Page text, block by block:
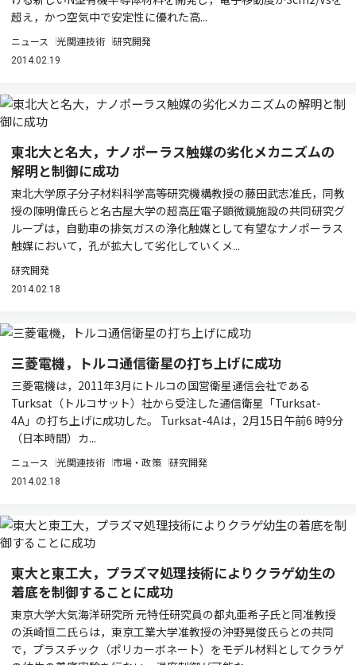
超え，かつ空気中で安定性に優れた高...
ニュース 光関連技術 研究開発
2014.02.19
東北大と名大，ナノポーラス触媒の劣化メカニズムの
解明と制御に成功
東北大学原子分子材料科学高等研究機構教授の藤田武志准氏，同教
授の陳明偉氏らと名古屋大学の超高圧電子顕微鏡施設の共同研究グ
ループは，自動車の排気ガスの浄化触媒として有望なナノポーラス
触媒において，孔が拡大して劣化していくメ...
研究開発
2014.02.18
三菱電機，トルコ通信衛星の打ち上げに成功
三菱電機は，2011年3月にトルコの国営衛星通信会社である
Turksat（トルコサット）社から受注した通信衛星「Turksat-
4A」の打ち上げに成功した。 Turksat-4Aは，2月15日午前6 時9分
（日本時間）カ...
ニュース 光関連技術 市場・政策 研究開発
2014.02.18
東大と東工大，プラズマ処理技術によりクラゲ幼生の
着底を制御することに成功
東京大学大気海洋研究所 元特任研究員の都丸亜希子氏と同准教授
の浜崎恒二氏らは，東京工業大学准教授の沖野晃俊氏らとの共同
で，プラスチック（ポリカーボネート）をモデル材料としてクラゲ